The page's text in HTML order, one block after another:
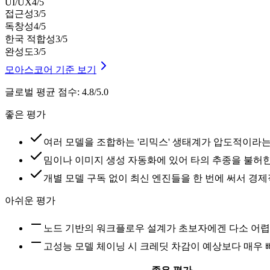
접근성3/5
독창성4/5
한국 적합성3/5
완성도3/5
모아스코어 기준 보기
글로벌 평균 점수: 4.8/5.0
좋은 평가
여러 모델을 조합하는 '리믹스' 생태계가 압도적이라
밈이나 이미지 생성 자동화에 있어 타의 추종을 불허
개별 모델 구독 없이 최신 엔진들을 한 번에 써서 경
아쉬운 평가
노드 기반의 워크플로우 설계가 초보자에겐 다소 어
고성능 모델 체이닝 시 크레딧 차감이 예상보다 매우